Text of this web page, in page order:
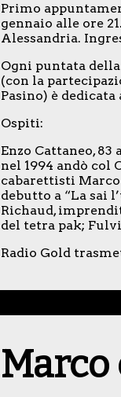
Primo
gennaio alle ore
Alessandria.
Ogni puntata
(con la
Pasino) è
Ospiti:
Enzo Cattaneo,
nel 1994 andò col
cabarettisti
debutto a “La sai
Richaud,
del tetra pak;
Radio Gold
Marco